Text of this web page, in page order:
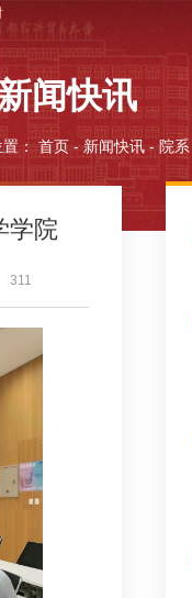
闻快讯
置：首页-新闻快讯-院系
学院
311